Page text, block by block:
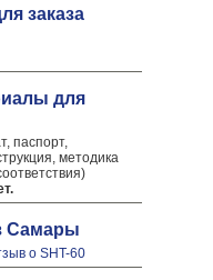
заказа
для
паспорт,
методика
Самары
о SHT-60